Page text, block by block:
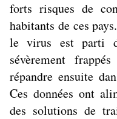
forts risques de
habitants de ces
le virus est parti
sévèrement
répandre ensuite
Ces données ont
des solutions de